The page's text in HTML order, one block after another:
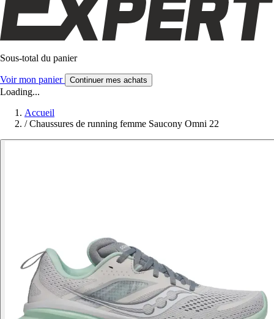
Sous-total du panier
Voir mon panier Continuer mes achats
Loading...
Accueil
/ Chaussures de running femme Saucony Omni 22